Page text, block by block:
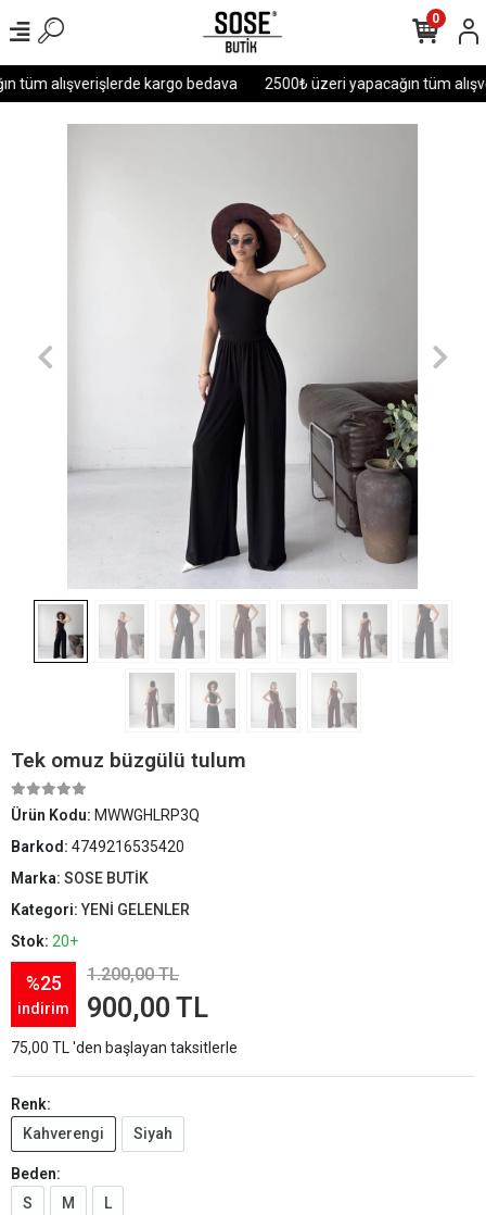
tüm alışverişlerde kargo bedava 2500₺ üzeri yapacağın tüm
0
Tek omuz büzgülü tulum
Ürün Kodu: MWWGHLRP3Q
Barkod: 4749216535420
Marka: SOSE BUTİK
Kategori:YENİ GELENLER
Stok: 20+
%25
indirim
1.200,00 TL
900,00 TL
75,00 TL 'den başlayan taksitlerle
Renk:
Kahverengi
Siyah
Beden:
S
M L